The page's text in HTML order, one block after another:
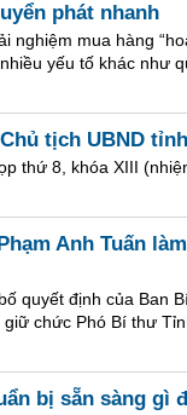
phát nhanh
mua hàng
yếu tố khác như
tịch UBND
thứ 8, khóa XIII
Anh Tuấn
quyết định của Ban
chức Phó Bí thư
bị sẵn sàng gì